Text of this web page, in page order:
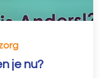
je nu?